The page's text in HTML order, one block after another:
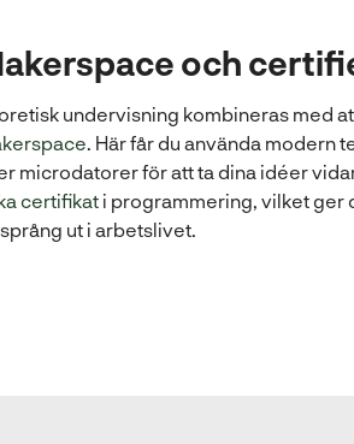
och
undervisning kombineras med
. Här får du använda modern
microdatorer för att ta dina idéer
certifikat i programmering, vilket ger
ut i arbetslivet.